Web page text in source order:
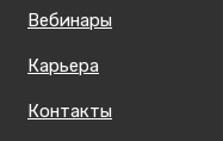
Контакты
Карьера
Вебинары